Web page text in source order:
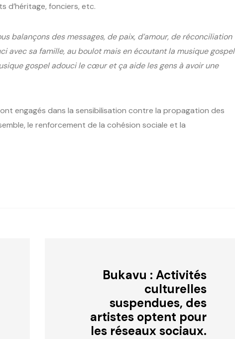
d’héritage, fonciers, etc.
balançons des messages, de paix, d’amour, de réconciliation
avec sa famille, au boulot mais en écoutant la musique gospel
gospel adouci le cœur et ça aide les gens à avoir une
engagés dans la sensibilisation contre la propagation des
le renforcement de la cohésion sociale et la
Bukavu : Activités
culturelles
suspendues, des
artistes optent pour
les réseaux sociaux.